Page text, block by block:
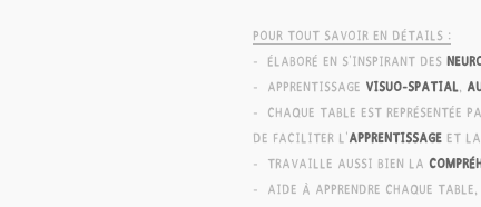
Pour tout savoir en détails :
- élaboré en s'inspirant des
- apprentissage visuo-spatial,
-
chaque table est
de faciliter l'apprentissage et la
- travaille aussi bien la
- aide à apprendre chaque table,